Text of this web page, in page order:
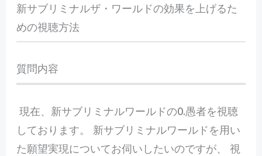
新サブリミナルザ・ワールドの効果を上げるた
めの視聴方法
質問内容
現在、新サブリミナルワールドの0.愚者を視聴
しております。 新サブリミナルワールドを用い
た願望実現についてお伺いしたいのですが、 視